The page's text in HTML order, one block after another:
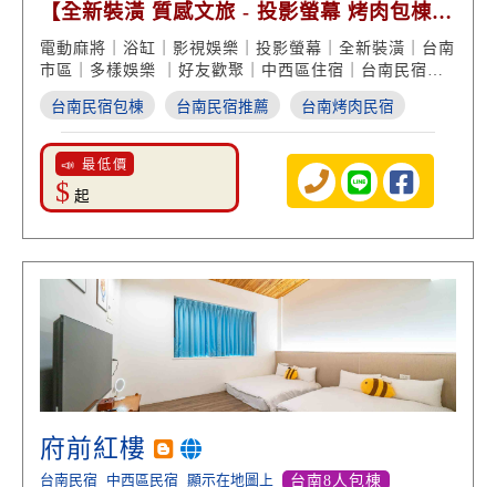
【全新裝潢 質感文旅 - 投影螢幕 烤肉包棟
泡澡享受】
電動麻將｜浴缸｜影視娛樂｜投影螢幕｜全新裝潢｜台南
市區｜多樣娛樂 ｜好友歡聚｜中西區住宿｜台南民宿推
薦
台南民宿包棟 台南民宿推薦 台南烤肉民宿
📣 最低價
$ 起
府前紅樓
台南民宿 中西區民宿 顯示在地圖上 台南8人包棟